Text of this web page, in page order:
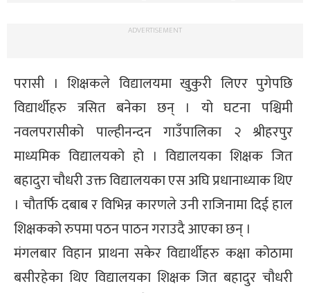
ADVERTISEMENT
परासी । शिक्षकले विद्यालयमा खुकुरी लिएर पुगेपछि
विद्यार्थीहरु त्रसित बनेका छन् । यो घटना पश्चिमी
नवलपरासीको पाल्हीनन्दन गाउँपालिका २ श्रीहरपुर
माध्यमिक विद्यालयको हो । विद्यालयका शिक्षक जित
बहादुरा चौधरी उक्त विद्यालयका एस अघि प्रधानाध्याक थिए
। चौतर्फि दबाब र विभिन्न कारणले उनी राजिनामा दिई हाल
शिक्षकको रुपमा पठन पाठन गराउदै आएका छन् ।
मंगलबार विहान प्राथना सकेर विद्यार्थीहरु कक्षा कोठामा
बसीरहेका थिए विद्यालयका शिक्षक जित बहादुर चौधरी